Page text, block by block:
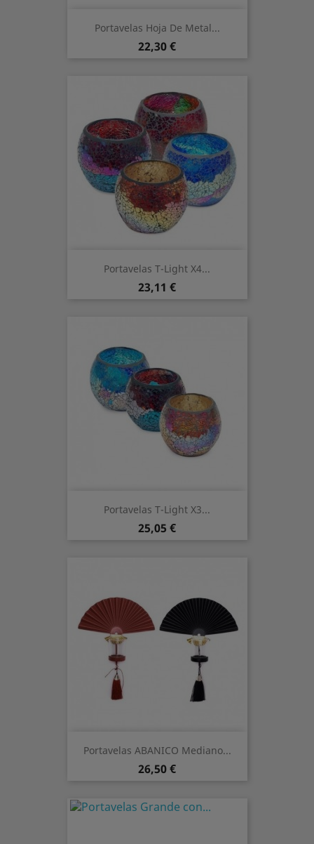
Portavelas Hoja De Metal...
Preis
22,30 €
Portavelas T-Light X4...
Preis
23,11 €
Portavelas T-Light X3...
Preis
25,05 €
Portavelas ABANICO Mediano...
Preis
26,50 €